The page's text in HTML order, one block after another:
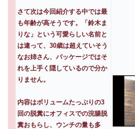
さて次は今回紹介する中では最
も年齢が高そうです。「鈴木ま
りな」という可愛らしい名前と
は違って、30歳は超えていそう
なお姉さん、パッケージではそ
れを上手く隠しているので分か
りません。
内容はボリュームたっぷりの3
回の脱糞にオフィスでの浣腸脱
糞おもらし、ウンチの量も多